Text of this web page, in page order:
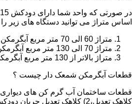
اساس متراژ می توانید دستگاه های زیر را
متراژ 60 الی 70 متر مربع آبگرمکن B3112
متراژ 70 الی 130 متر مربع آبگرمکن B3115 یا B3215i
متراژ بالاتر از 130 متر مربع آبگرمکن B3118 یا B3218i
قطعات آبگرمکن شمعک دار چیست ؟